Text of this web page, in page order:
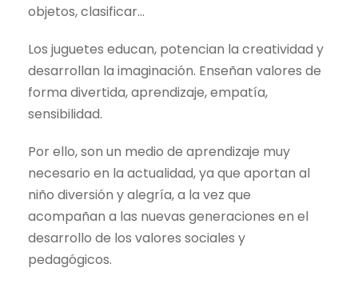
objetos, clasificar…
Los juguetes educan, potencian la creatividad y
desarrollan la imaginación. Enseñan valores de
forma divertida, aprendizaje, empatía,
sensibilidad.
Por ello, son un medio de aprendizaje muy
necesario en la actualidad, ya que aportan al
niño diversión y alegría, a la vez que
acompañan a las nuevas generaciones en el
desarrollo de los valores sociales y
pedagógicos.